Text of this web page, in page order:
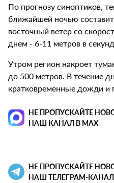
По прогнозу синоптиков,
ближайшей ночью
восточный ветер со
днем - 6-11 метров в
Утром регион накроет
до 500 метров. В течение
кратковременные дожди и
НЕ ПРОПУСКАЙТЕ
НАШ КАНАЛ В MAX
НЕ ПРОПУСКАЙТЕ
НАШ ТЕЛЕГРАМ-КАНАЛ